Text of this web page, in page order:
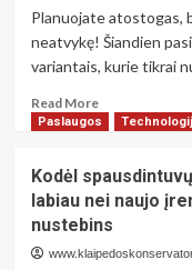
ką
būtina
žinoti
einant
į
servisą
Planuojate atostogas,
neatvykę! Šiandien
variantais, kurie tikrai
Read MoreRead
more
atostogų
kryptys
iš
Lietuvos
Paslaugos
Kodėl
labiau nei naujo
nustebins